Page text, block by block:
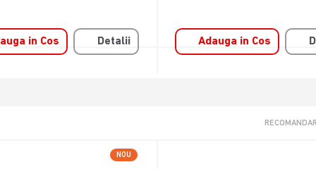
in Cos Detalii
Adauga in Cos
RECOMANDARI
NOU